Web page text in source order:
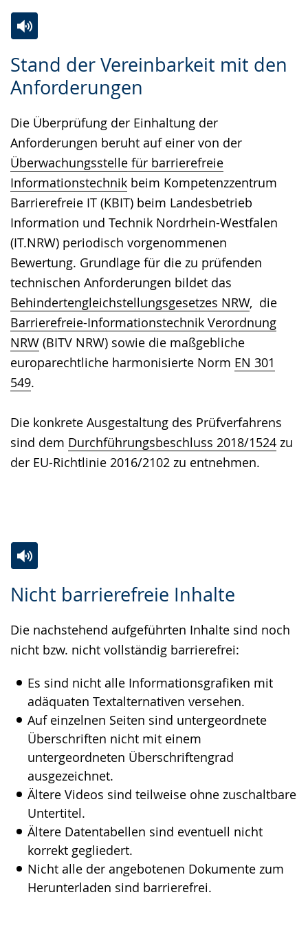
Stand der Vereinbarkeit mit den
Anforderungen
Die Überprüfung der Einhaltung der
Anforderungen beruht auf einer von der
Überwachungsstelle für barrierefreie
Informationstechnik beim Kompetenzzentrum
Barrierefreie IT (KBIT) beim Landesbetrieb
Information und Technik Nordrhein-Westfalen
(IT.NRW) periodisch vorgenommenen
Bewertung. Grundlage für die zu prüfenden
technischen Anforderungen bildet das
Behindertengleichstellungsgesetzes NRW, die
Barrierefreie-Informationstechnik Verordnung
NRW (BITV NRW) sowie die maßgebliche
europarechtliche harmonisierte Norm EN 301
549.
Die konkrete Ausgestaltung des Prüfverfahrens
sind dem Durchführungsbeschluss 2018/1524 zu
der EU-Richtlinie 2016/2102 zu entnehmen.
Leichten
Sprache
Audio-
Unterstützung.
Video
in
Gebärdensprache
wird
angezeigt.
Nicht barrierefreie Inhalte
Die nachstehend aufgeführten Inhalte sind noch
nicht bzw. nicht vollständig barrierefrei:
Es sind nicht alle Informationsgrafiken mit
adäquaten Textalternativen versehen.
Auf einzelnen Seiten sind untergeordnete
Überschriften nicht mit einem
untergeordneten Überschriftengrad
ausgezeichnet.
Ältere Videos sind teilweise ohne zuschaltbare
Untertitel.
Ältere Datentabellen sind eventuell nicht
korrekt gegliedert.
Nicht alle der angebotenen Dokumente zum
Herunterladen sind barrierefrei.
Leichten
wechseln.
Audio-
Video
Deutscher
Gebärdensprache
wird
angezeigt.